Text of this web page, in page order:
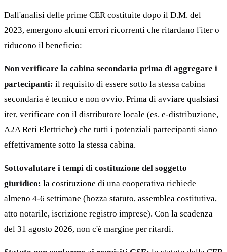
Dall'analisi delle prime CER costituite dopo il D.M. del
2023, emergono alcuni errori ricorrenti che ritardano l'iter o
riducono il beneficio:
Non verificare la cabina secondaria prima di aggregare i
partecipanti: il requisito di essere sotto la stessa cabina
secondaria è tecnico e non ovvio. Prima di avviare qualsiasi
iter, verificare con il distributore locale (es. e-distribuzione,
A2A Reti Elettriche) che tutti i potenziali partecipanti siano
effettivamente sotto la stessa cabina.
Sottovalutare i tempi di costituzione del soggetto
giuridico: la costituzione di una cooperativa richiede
almeno 4-6 settimane (bozza statuto, assemblea costitutiva,
atto notarile, iscrizione registro imprese). Con la scadenza
del 31 agosto 2026, non c'è margine per ritardi.